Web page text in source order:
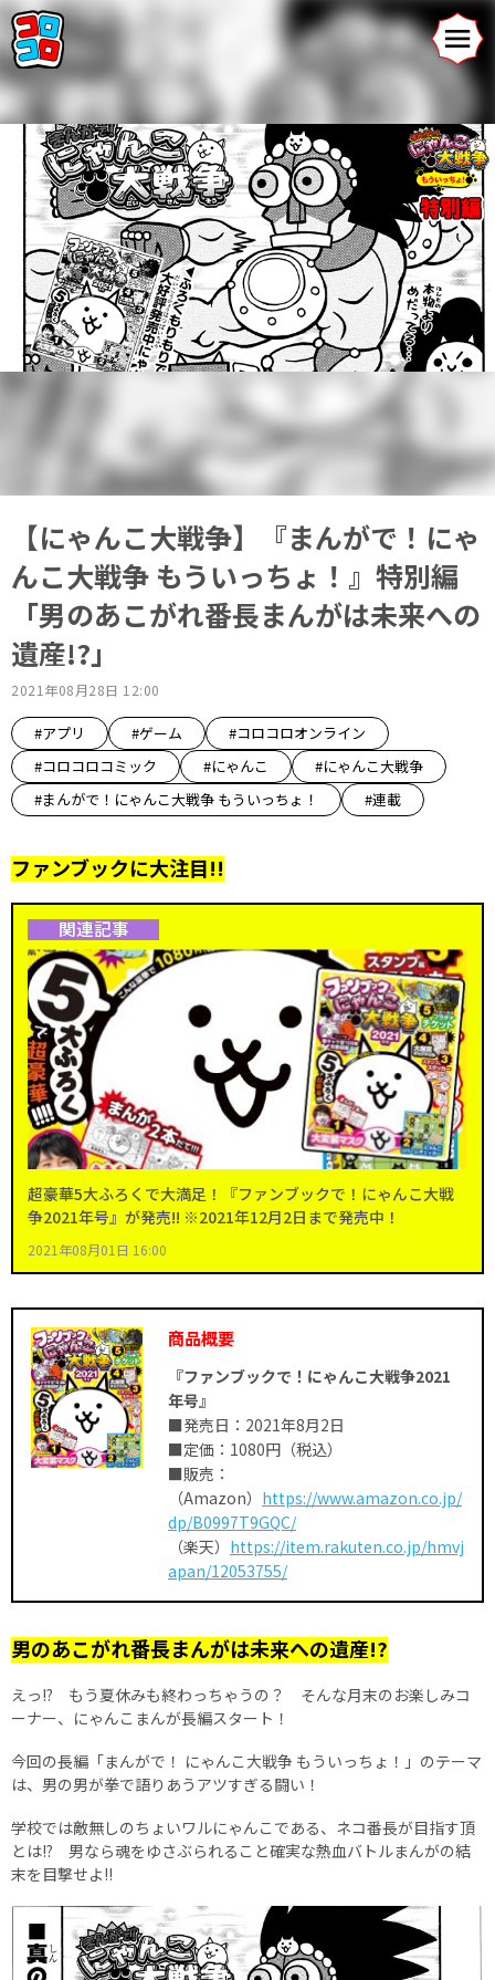
【にゃんこ大戦争】『まんがで！にゃ
んこ大戦争 もういっちょ！』特別編
「男のあこがれ番長まんがは未来への
遺産!?」
2021年08月28日 12:00
#アプリ #ゲーム
#コロコロオンライン
#コロコロコミック
#にゃんこ
#にゃんこ大戦争
#まんがで！にゃんこ大戦争 もういっちょ！
#連載
ファンブックに大注目!!
関連記事
超豪華5大ふろくで大満足！『ファンブックで！にゃんこ大戦
争2021年号』が発売!! ※2021年12月2日まで発売中！
2021年08月01日 16:00
商品概要
『ファンブックで！にゃんこ大戦争2021
年号』
■発売日：2021年8月2日
■定価：1080円（税込）
■販売：
（Amazon） https://www.amazon.co.jp/
dp/B0997T9GQC/
（楽天） https://item.rakuten.co.jp/hmvj
apan/12053755/
男のあこがれ番長まんがは未来への遺産!?
えっ!? もう夏休みも終わっちゃうの？ そんな月末のお楽しみコ
ーナー、にゃんこまんが長編スタート！
今回の長編「まんがで！ にゃんこ大戦争 もういっちょ！」のテーマ
は、男の男が拳で語りあうアツすぎる闘い！
学校では敵無しのちょいワルにゃんこである、ネコ番長が目指す頂
とは!? 男なら魂をゆさぶられること確実な熱血バトルまんがの結
末を目撃せよ!!